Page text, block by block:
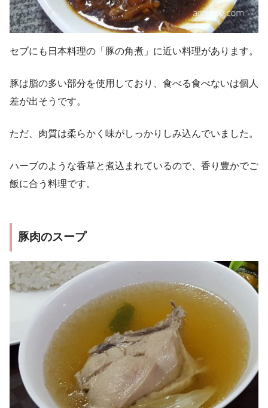
セブにも日本料理の「豚の角煮」に近い料理があります。
豚は脂の多い部分を使用しており、食べる食べないは個人
差が出そうです。
ただ、肉質は柔らかく味がしっかりしみ込んでいました。
ハーブのような香草と煮込まれているので、香り豊かでご
飯に合う料理です。
豚肉のスープ